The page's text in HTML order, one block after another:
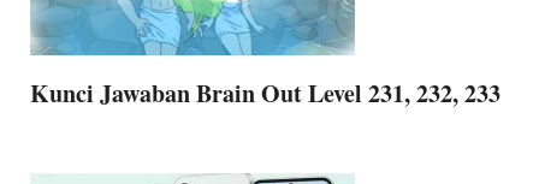
Kunci Jawaban Brain Out Level 231, 232, 233